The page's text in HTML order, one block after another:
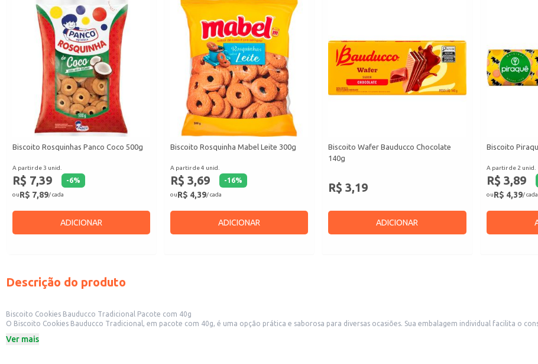
Biscoito Rosquinhas Panco Coco 500g
A partir de 3 unid.
R$ 7,39 -6%
ouR$ 7,89/ cada
ADICIONAR
Biscoito Rosquinha Mabel Leite 300g
A partir de 4 unid.
R$ 3,69 -16%
ouR$ 4,39/ cada
ADICIONAR
Biscoito Wafer Bauducco Chocolate
140g
R$ 3,19
ADICIONAR
Biscoito
A partir de 2 unid.
R$ 3,89
ouR$ 4,39/ cada
Descrição do produto
Biscoito Cookies Bauducco Tradicional Pacote com 40g
O Biscoito Cookies Bauducco Tradicional, em pacote com 40g, é uma opção prática e saborosa para diversas ocasiões. Sua embalagem individual facilita o consumo e o transporte, sendo ideal para revenda em pequenos comércios,
acompanhamento de bebidas.
Ver mais